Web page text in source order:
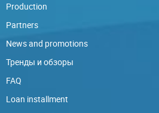
Production
Partners
News and promotions
Тренды и обзоры
FAQ
Loan installment